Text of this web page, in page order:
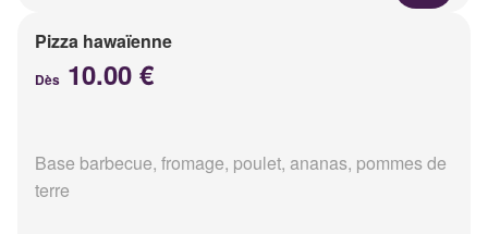
Pizza hawaïenne
Dès 10.00 €
Base barbecue, fromage, poulet, ananas, pommes de
terre